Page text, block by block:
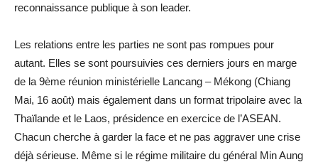
reconnaissance publique à son leader.
Les relations entre les parties ne sont pas rompues pour
autant. Elles se sont poursuivies ces derniers jours en marge
de la 9ème réunion ministérielle Lancang – Mékong (Chiang
Mai, 16 août) mais également dans un format tripolaire avec la
Thaïlande et le Laos, présidence en exercice de l’ASEAN.
Chacun cherche à garder la face et ne pas aggraver une crise
déjà sérieuse. Même si le régime militaire du général Min Aung